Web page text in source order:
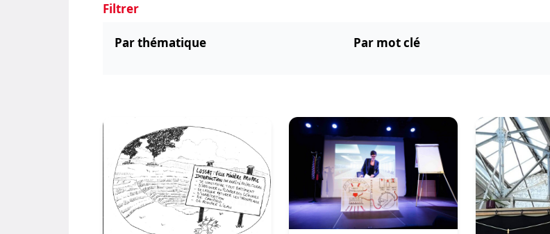
Filtrer
Par thématique Par mot clé